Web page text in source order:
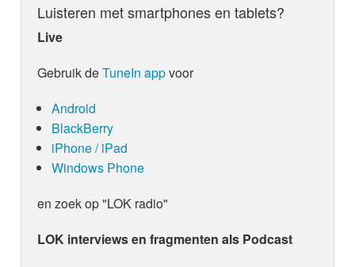
Luisteren met smartphones en tablets?
Live
Gebruik deTuneIn appvoor
Android
BlackBerry
iPhone / iPad
Windows Phone
en zoek op "LOK radio"
LOK interviews en fragmenten als Podcast